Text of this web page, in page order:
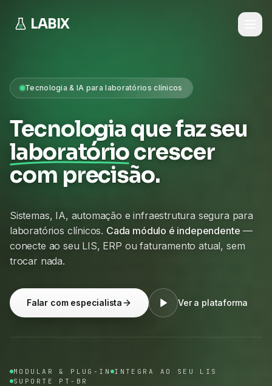
LABIX
Tecnologia & IA para laboratórios clínicos
Tecnologia que faz seu
laboratóriocrescer
com precisão.
Sistemas, IA, automação e infraestrutura segura para
laboratórios clínicos. Cada módulo é independente —
conecte ao seu LIS, ERP ou faturamento atual, sem
trocar nada.
Falar com especialista Ver a plataforma
MODULAR & PLUG-IN INTEGRA AO SEU LIS
SUPORTE PT-BR